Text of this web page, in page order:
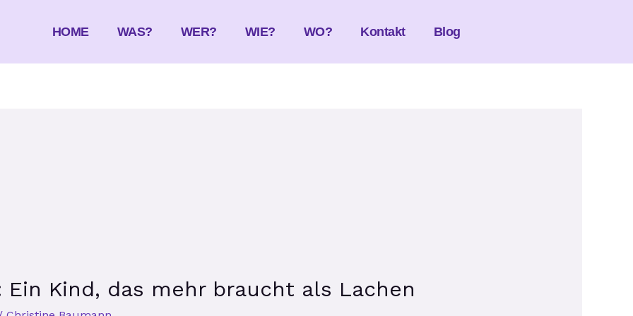
HOME WAS? WER? WIE? WO? Kontakt Blog
Ein Kind, das mehr braucht als Lachen